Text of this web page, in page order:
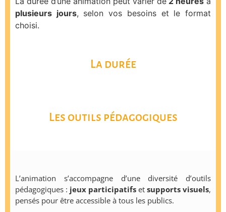
plusieurs jours, selon vos besoins et le format
choisi.
La durée
Les outils pédagogiques
L’animation s’accompagne d’une diversité d’outils
pédagogiques : jeux participatifs et supports visuels,
pensés pour être accessible à tous les publics.